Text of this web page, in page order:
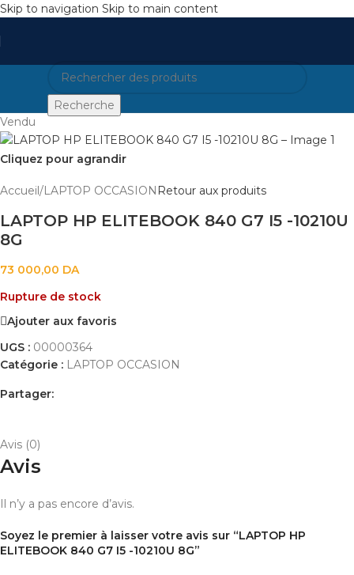
Skip to navigation Skip to main content
Recherche
Vendu
Cliquez pour agrandir
Accueil /LAPTOP OCCASION Retour aux produits
LAPTOP HP ELITEBOOK 840 G7 I5 -10210U
8G
73 000,00 DA
Rupture de stock
Ajouter aux favoris
UGS : 00000364
Catégorie : LAPTOP OCCASION
Partager:
Avis (0)
Avis
Il n’y a pas encore d’avis.
Soyez le premier à laisser votre avis sur “LAPTOP HP
ELITEBOOK 840 G7 I5 -10210U 8G”